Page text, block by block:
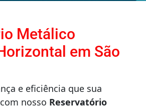
Metálico
em São
e eficiência que sua
nosso Reservatório